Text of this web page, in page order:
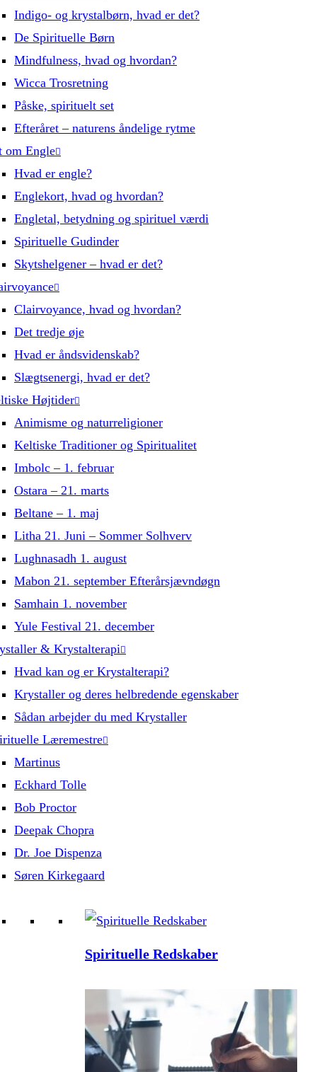
Indigo- og krystalbørn, hvad er det?
De Spirituelle Børn
Mindfulness, hvad og hvordan?
Wicca Trosretning
Påske, spirituelt set
Efteråret – naturens åndelige rytme
om Engle
Hvad er engle?
Englekort, hvad og hvordan?
Engletal, betydning og spirituel værdi
Spirituelle Gudinder
Skytshelgener – hvad er det?
Clairvoyance, hvad og hvordan?
Det tredje øje
Hvad er åndsvidenskab?
Slægtsenergi, hvad er det?
Højtider
Animisme og naturreligioner
Keltiske Traditioner og Spiritualitet
Imbolc – 1. februar
Ostara – 21. marts
Beltane – 1. maj
Litha 21. Juni – Sommer Solhverv
Lughnasadh 1. august
Mabon 21. september Efterårsjævndøgn
Samhain 1. november
Yule Festival 21. december
& Krystalterapi
Hvad kan og er Krystalterapi?
Krystaller og deres helbredende egenskaber
Sådan arbejder du med Krystaller
Læremestre
Martinus
Eckhard Tolle
Bob Proctor
Deepak Chopra
Dr. Joe Dispenza
Søren Kirkegaard
Spirituelle Redskaber